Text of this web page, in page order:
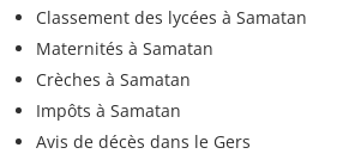
Classement des lycées à Samatan
Maternités à Samatan
Crèches à Samatan
Impôts à Samatan
Avis de décès dans le Gers